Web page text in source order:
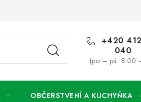
+420
040
(po – pá: 8:00
OBČERSTVENÍ A KUCHYŇKA